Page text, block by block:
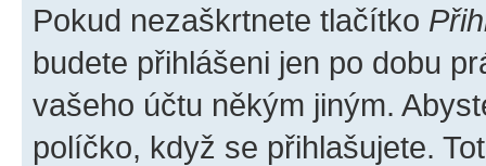
Pokud nezaškrtnete tlačítko
budete přihlášeni jen po dobu
vašeho účtu někým jiným.
políčko, když se přihlašujete.